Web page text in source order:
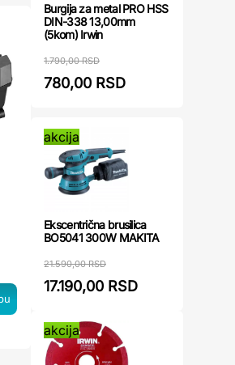
Burgija za metal PRO HSS
DIN-338 13,00mm
(5kom) Irwin
1.790,00 RSD
780,00 RSD
akcija
Ekscentrična brusilica
BO5041 300W MAKITA
21.590,00 RSD
17.190,00 RSD
akcija